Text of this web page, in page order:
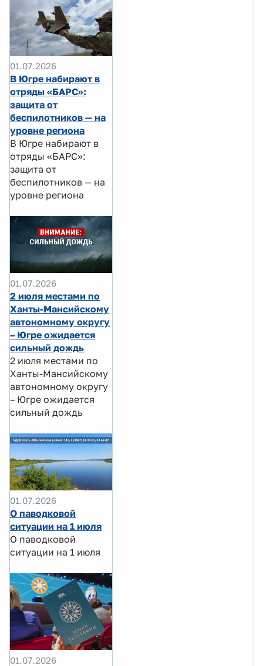
01.07.2026
В Югре набирают в
отряды «БАРС»:
защита от
беспилотников — на
уровне региона
В Югре набирают в
отряды «БАРС»:
защита от
беспилотников — на
уровне региона
01.07.2026
2 июля местами по
Ханты-Мансийскому
автономному округу
– Югре ожидается
сильный дождь
2 июля местами по
Ханты-Мансийскому
автономному округу
– Югре ожидается
сильный дождь
01.07.2026
О паводковой
ситуации на 1 июля
О паводковой
ситуации на 1 июля
01.07.2026